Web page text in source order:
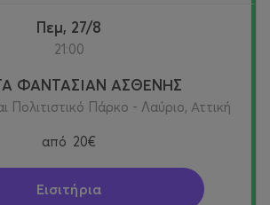
Πεμ, 27/8
21:00
ΦΑΝΤΑΣΙΑΝ ΑΣΘΕΝΗΣ
Πολιτιστικό Πάρκο - Λαύριο, Αττική
από 20€
Εισιτήρια